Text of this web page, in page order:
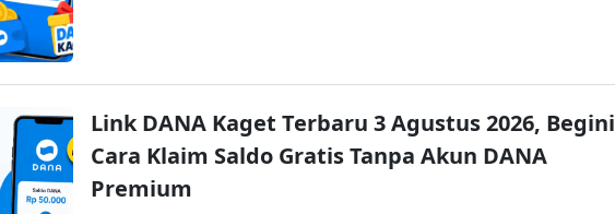
Link DANA Kaget Terbaru 3 Agustus 2026, Begini
Cara Klaim Saldo Gratis Tanpa Akun DANA
Premium